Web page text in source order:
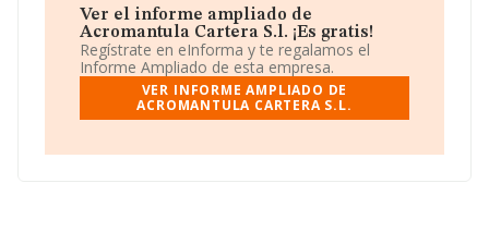
actividad CNAE como '%cnae%', código 4101. La
compañía no tiene actividad en mercados exteriores.
La empresaAcromantula Cartera S.L, CIF
B67395202, tiene su domicilio social establecido en
Calle Balmes núm. 129 Bis P 3 Pta. 2, (08008),
Barcelona, Cataluña.
En relación con el sector y disponiendo de los datos de
Ver el informe ampliado de
Acromantula Cartera S.l. ¡Es gratis!
Regístrate en eInforma y te regalamos el
Informe Ampliado de esta empresa.
VER INFORME AMPLIADO DE
ACROMANTULA CARTERA S.L.